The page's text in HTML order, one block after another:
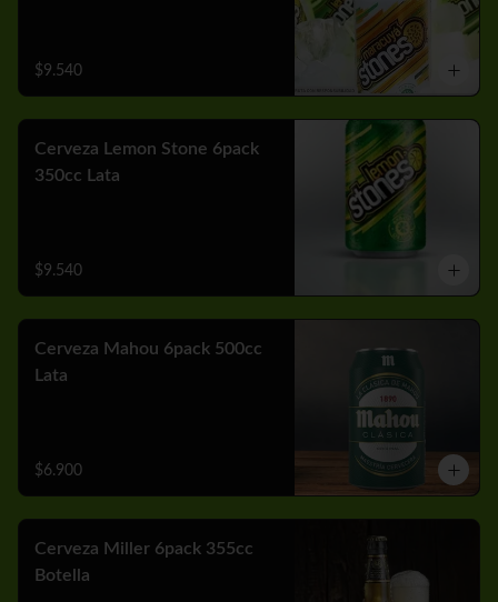
$9.540
Cerveza Lemon Stone 6pack
350cc Lata
$9.540
Cerveza Mahou 6pack 500cc
Lata
$6.900
Cerveza Miller 6pack 355cc
Botella